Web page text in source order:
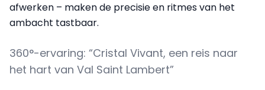
afwerken – maken de precisie en ritmes van het
ambacht tastbaar.
360°-ervaring: “Cristal Vivant, een reis naar
het hart van Val Saint Lambert”